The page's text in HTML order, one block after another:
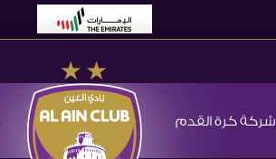
شركة كرة القدم